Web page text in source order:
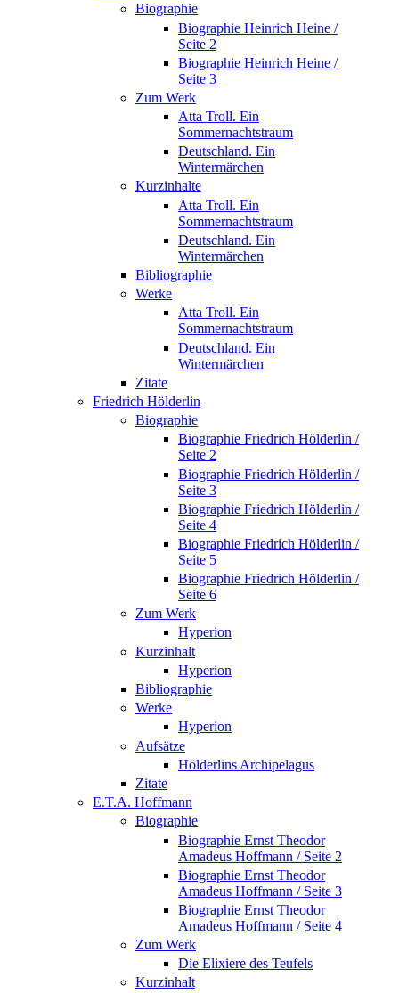
Biographie
Biographie Heinrich Heine /
Seite 2
Biographie Heinrich Heine /
Seite 3
Zum Werk
Atta Troll. Ein
Sommernachtstraum
Deutschland. Ein
Wintermärchen
Kurzinhalte
Atta Troll. Ein
Sommernachtstraum
Deutschland. Ein
Wintermärchen
Bibliographie
Werke
Atta Troll. Ein
Sommernachtstraum
Deutschland. Ein
Wintermärchen
Zitate
Friedrich Hölderlin
Biographie
Biographie Friedrich Hölderlin /
Seite 2
Biographie Friedrich Hölderlin /
Seite 3
Biographie Friedrich Hölderlin /
Seite 4
Biographie Friedrich Hölderlin /
Seite 5
Biographie Friedrich Hölderlin /
Seite 6
Zum Werk
Hyperion
Kurzinhalt
Hyperion
Bibliographie
Werke
Hyperion
Aufsätze
Hölderlins Archipelagus
Zitate
E.T.A. Hoffmann
Biographie
Biographie Ernst Theodor
Amadeus Hoffmann / Seite 2
Biographie Ernst Theodor
Amadeus Hoffmann / Seite 3
Biographie Ernst Theodor
Amadeus Hoffmann / Seite 4
Zum Werk
Die Elixiere des Teufels
Kurzinhalt